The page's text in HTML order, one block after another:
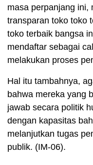
masa perpanjang ini,
transparan toko toko
toko terbaik bangsa
mendaftar sebagai
melakukan proses
Hal itu tambahnya,
bahwa mereka yang
jawab secara politik
dengan kapasitas
melanjutkan tugas
publik. (IM-06).